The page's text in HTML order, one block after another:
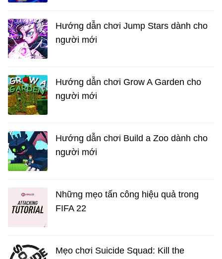
Hướng dẫn chơi Jump Stars dành cho
người mới
Hướng dẫn chơi Grow A Garden cho
người mới
Hướng dẫn chơi Build a Zoo dành cho
người mới
Những mẹo tấn công hiệu quả trong
FIFA 22
Mẹo chơi Suicide Squad: Kill the